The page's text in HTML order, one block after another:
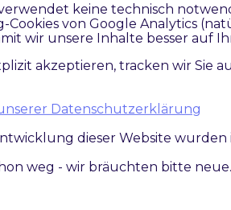
DataLayer
Tag Manager (GTM)
Enhanced eCommerce (UA)
keine technisch
Cookies von Google Analytics
wir unsere Inhalte besser auf
akzeptieren, tracken wir Sie
Datenschutzerklärung
dieser Website wurden
weg - wir bräuchten bitte neue.